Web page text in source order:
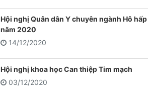
Hội nghị Quân dân Y chuyên ngành Hô hấp
năm 2020
14/12/2020
Hội nghị khoa học Can thiệp Tim mạch
03/12/2020